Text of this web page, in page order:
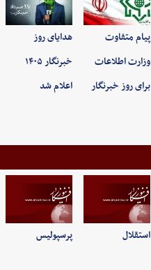
پیام متفاوت
وزارت اطلاعات
برای روز خبرنگار
هدایای روز
خبرنگار ۱۴۰۵
اعلام شد
استقلال پرسپولیس